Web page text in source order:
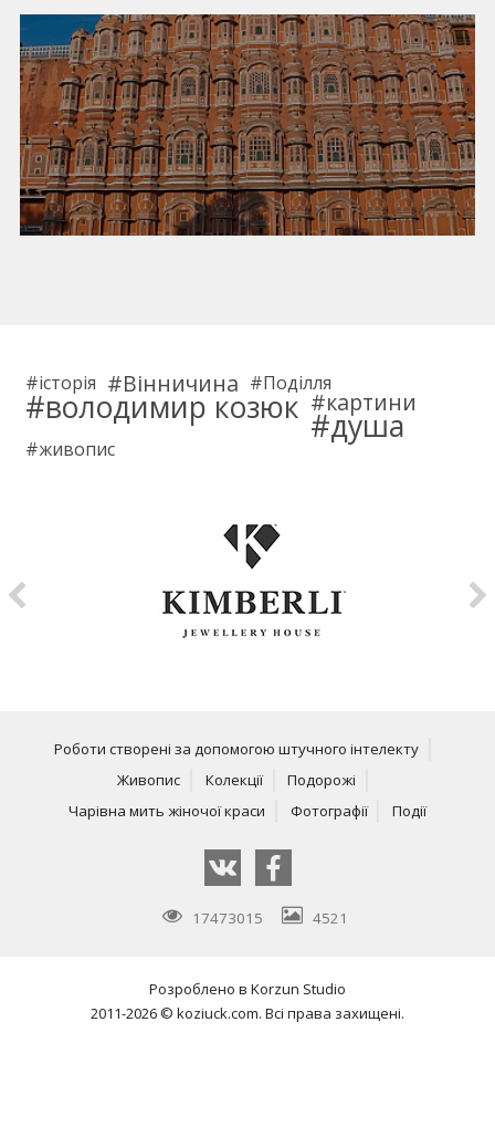
історія Вінничина Поділля
володимир козюк картини
душа
живопис
Роботи створені за допомогою штучного інтелекту
Живопис
Колекції
Подорожі
Чарівна мить жіночої краси
Фотографії Події
17473015 4521
Розроблено в Korzun Studio
2011-2026 © koziuck.com. Всі права захищені.